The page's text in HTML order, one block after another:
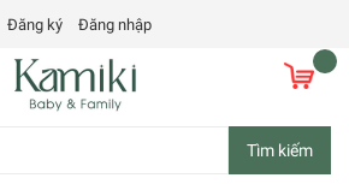
Đăng ký Đăng nhập
Tìm kiếm